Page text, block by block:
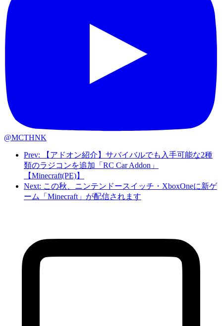
@MCTHNK
Prev: 【アドオン紹介】サバイバルでも入手可能な2種
類のラジコンを追加「RC Car Addon」
【Minecraft(PE)】
Next: この秋、ニンテンドースイッチ・XboxOneに新ゲ
ーム「Minecraft」が配信されます